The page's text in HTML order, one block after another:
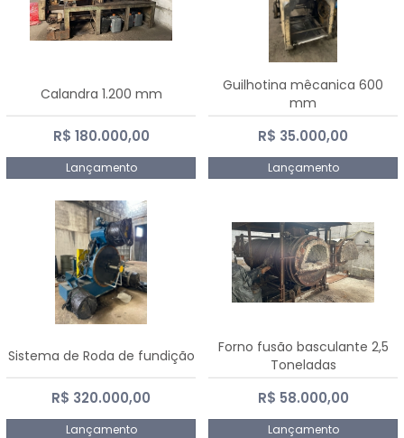
Calandra 1.200 mm
R$ 180.000,00
Lançamento
Guilhotina mêcanica 600
mm
R$ 35.000,00
Lançamento
Sistema de Roda de fundição
R$ 320.000,00
Lançamento
Forno fusão basculante 2,5
Toneladas
R$ 58.000,00
Lançamento